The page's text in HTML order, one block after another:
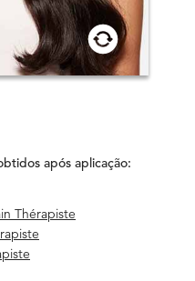
após aplicação:
Thérapiste